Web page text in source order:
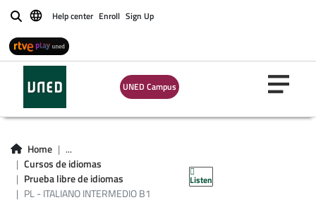
BuscarHelp center Enroll Sign Up
UNED Campus
Home
...
Cursos de idiomas
Prueba libre de idiomas
PL - ITALIANO INTERMEDIO B1
Listen
Certificate Exams
(for students not
enroled in CUID
courses) - PL -
ITALIANO
INTERMEDIO B1